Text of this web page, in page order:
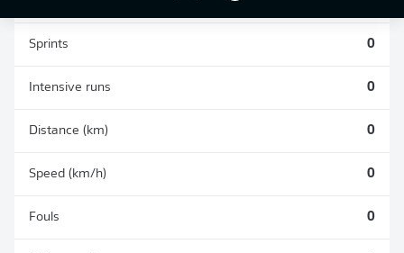
Sprints 0
Intensive runs 0
Distance (km) 0
Speed (km/h) 0
Fouls 0